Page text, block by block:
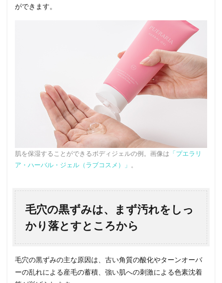
ができます。
肌を保湿することができるボディジェルの例。画像は 「プエラリ
ア・ハーバル・ジェル（ラブコスメ）」 。
毛穴の黒ずみは、まず汚れをしっ
かり落とすところから
毛穴の黒ずみの主な原因は、古い角質の酸化やターンオーバ
ーの乱れによる産毛の蓄積、強い肌への刺激による色素沈着